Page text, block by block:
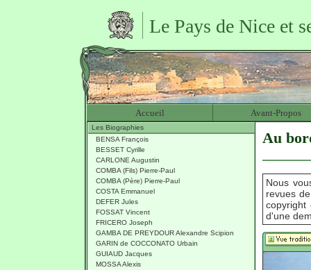
Le Pays de Nice et
Accueil Avant-Propos
Les Biographies
BENSA François
BESSET Cyrille
CARLONE Augustin
COMBA (Fils) Pierre-Paul
COMBA (Père) Pierre-Paul
COSTA Emmanuel
DEFER Jules
FOSSAT Vincent
FRICERO Joseph
GAMBA DE PREYDOUR Alexandre Scipion
GARIN de COCCONATO Urbain
GUIAUD Jacques
MOSSA Alexis
Au
Nous
revues
copyright
d'une